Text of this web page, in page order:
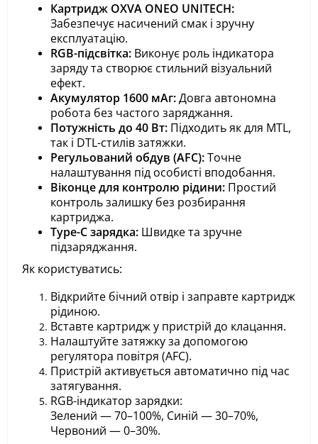
Картридж OXVA ONEO UNITECH:
Забезпечує насичений смак і зручну
експлуатацію.
RGB-підсвітка: Виконує роль індикатора
заряду та створює стильний візуальний
ефект.
Акумулятор 1600 мАг:Довга автономна
робота без частого заряджання.
Потужність до 40 Вт: Підходить як для MTL,
так і DTL-стилів затяжки.
Регульований обдув (AFC):Точне
налаштування під особисті вподобання.
Віконце для контролю рідини: Простий
контроль залишку без розбирання
картриджа.
Type-C зарядка: Швидке та зручне
підзаряджання.
Як користуватись:
Відкрийте бічний отвір і заправте картридж
рідиною.
Вставте картридж у пристрій до клацання.
Налаштуйте затяжку за допомогою
регулятора повітря (AFC).
Пристрій активується автоматично під час
затягування.
RGB-індикатор зарядки:
Зелений — 70–100%, Синій — 30–70%,
Червоний — 0–30%.